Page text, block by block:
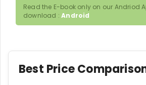
Read the E-book only on our Andriod
download :Android
Best Price